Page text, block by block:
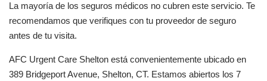
La mayoría de los seguros médicos no cubren este servicio. Te
recomendamos que verifiques con tu proveedor de seguro
antes de tu visita.
AFC Urgent Care Shelton está convenientemente ubicado en
389 Bridgeport Avenue, Shelton, CT. Estamos abiertos los 7